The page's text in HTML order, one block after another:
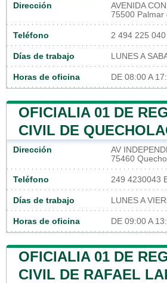
Dirección
AVENIDA
75500 Palmar
Teléfono 2 494 225 040
Días de trabajo LUNES A
Horas de oficina DE 08:00 A
OFICIALIA 01 DE
CIVIL DE
Dirección
AV
75460
Teléfono 249 4230043
Días de trabajo LUNES A
Horas de oficina DE 09:00 A
OFICIALIA 01 DE
CIVIL DE RAFAEL